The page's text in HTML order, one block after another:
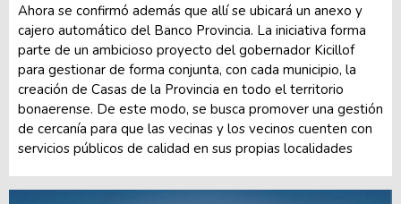
Ahora se confirmó además que allí se ubicará un anexo y
cajero automático del Banco Provincia. La iniciativa forma
parte de un ambicioso proyecto del gobernador Kicillof
para gestionar de forma conjunta, con cada municipio, la
creación de Casas de la Provincia en todo el territorio
bonaerense. De este modo, se busca promover una gestión
de cercanía para que las vecinas y los vecinos cuenten con
servicios públicos de calidad en sus propias localidades